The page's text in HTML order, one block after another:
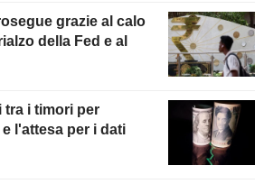
grazie al calo
della Fed e al
tra i timori per
l'attesa per i dati